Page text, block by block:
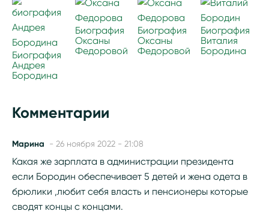
Биография
Андрея
Бородина
Биография
Оксаны
Федоровой
Биография
Оксаны
Федоровой
Биография
Виталия
Бородина
Комментарии
Марина - 26 ноября 2022 - 21:08
Какая же зарплата в администрации президента
если Бородин обеспечивает 5 детей и жена одета в
брюлики ,любит себя власть и пенсионеры которые
сводят концы с концами.